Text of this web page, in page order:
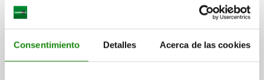
Consentimiento Detalles Acerca de las cookies